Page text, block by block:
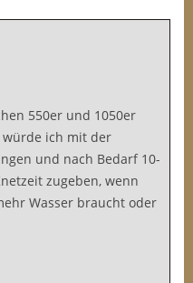
550er und 1050er
ich mit der
und nach Bedarf 10-
zugeben, wenn
Wasser braucht oder